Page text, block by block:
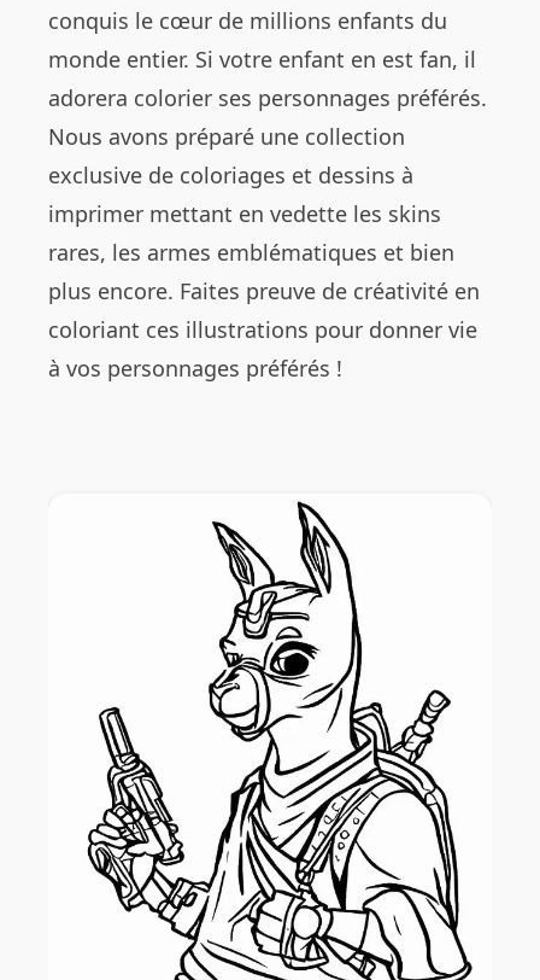
conquis le cœur de millions enfants du
monde entier. Si votre enfant en est fan, il
adorera colorier ses personnages préférés.
Nous avons préparé une collection
exclusive de coloriages et dessins à
imprimer mettant en vedette les skins
rares, les armes emblématiques et bien
plus encore. Faites preuve de créativité en
coloriant ces illustrations pour donner vie
à vos personnages préférés !